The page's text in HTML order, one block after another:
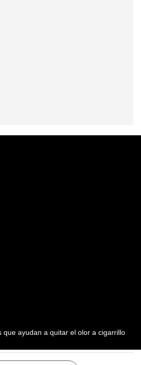
que ayudan a quitar el olor a cigarrillo